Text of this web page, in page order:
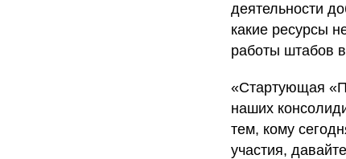
деятельности
какие ресурсы
работы штабов
«Стартующая
наших
тем, кому
участия,